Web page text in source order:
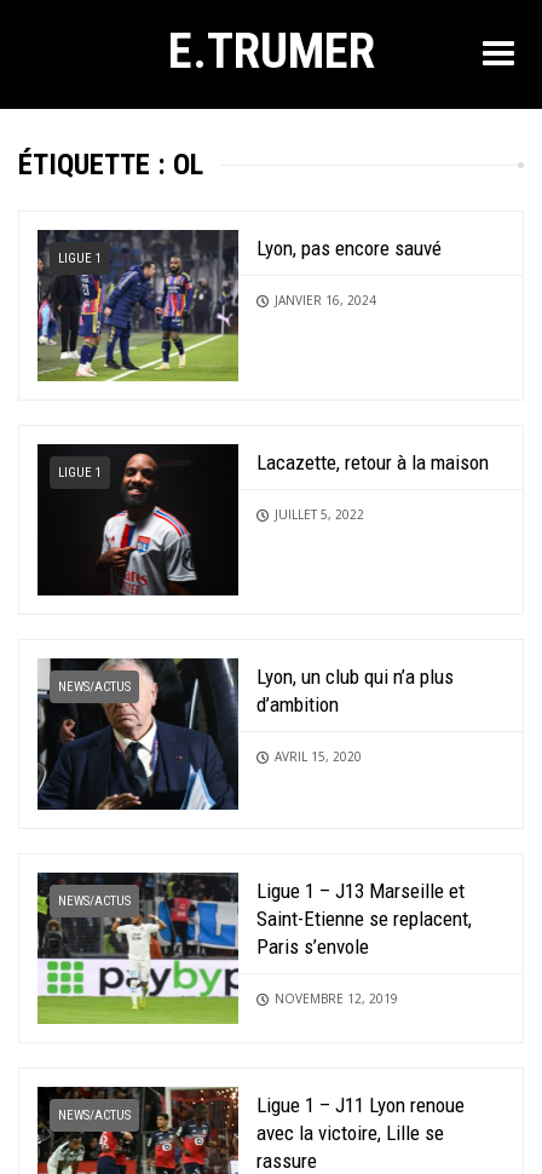
E.TRUMER
ÉTIQUETTE : OL
LIGUE 1 Lyon, pas encore sauvé
JANVIER 16, 2024
LIGUE 1 Lacazette, retour à la maison
JUILLET 5, 2022
NEWS/ACTUS
Lyon, un club qui n’a plus
d’ambition
AVRIL 15, 2020
NEWS/ACTUS
Ligue 1 – J13 Marseille et
Saint-Etienne se replacent,
Paris s’envole
NOVEMBRE 12, 2019
NEWS/ACTUS
Ligue 1 – J11 Lyon renoue
avec la victoire, Lille se
rassure